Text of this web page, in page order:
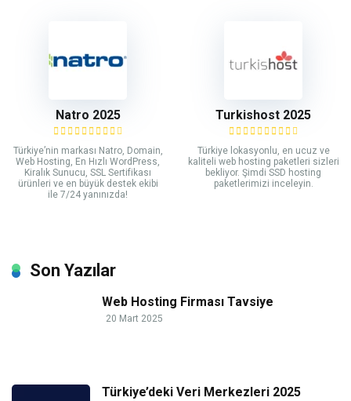
Natro 2025
Türkiye’nin markası Natro, Domain,
Web Hosting, En Hızlı WordPress,
Kiralık Sunucu, SSL Sertifikası
ürünleri ve en büyük destek ekibi
ile 7/24 yanınızda!
Turkishost 2025
Türkiye lokasyonlu, en ucuz ve
kaliteli web hosting paketleri sizleri
bekliyor. Şimdi SSD hosting
paketlerimizi inceleyin.
Son Yazılar
Web Hosting Firması Tavsiye
20 Mart 2025
Türkiye’deki Veri Merkezleri 2025